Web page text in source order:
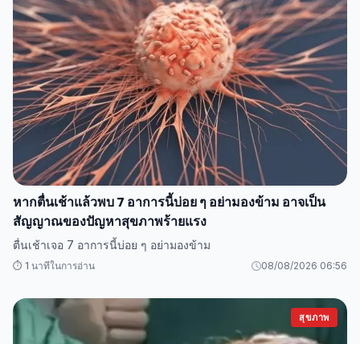
หากตื่นเช้าแล้วพบ 7 อาการนี้บ่อย ๆ อย่ามองข้าม อาจเป็น
สัญญาณของปัญหาสุขภาพร้ายแรง
ตื่นเช้าเจอ 7 อาการนี้บ่อย ๆ อย่ามองข้าม
⏱️ 1 นาทีในการอ่าน 08/08/2026 06:56
สุขภาพ